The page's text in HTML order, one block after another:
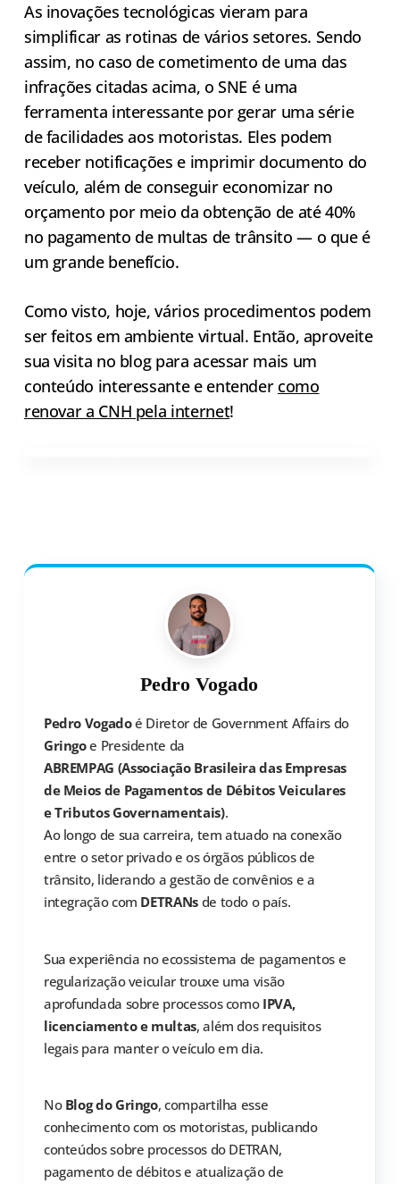
As inovações tecnológicas vieram para
simplificar as rotinas de vários setores. Sendo
assim, no caso de cometimento de uma das
infrações citadas acima, o SNE é uma
ferramenta interessante por gerar uma série
de facilidades aos motoristas. Eles podem
receber notificações e imprimir documento do
veículo, além de conseguir economizar no
orçamento por meio da obtenção de até 40%
no pagamento de multas de trânsito — o que é
um grande benefício.
Como visto, hoje, vários procedimentos podem
ser feitos em ambiente virtual. Então, aproveite
sua visita no blog para acessar mais um
conteúdo interessante e entender como
renovar a CNH pela internet!
Pedro Vogado
Pedro Vogadoé Diretor de Government Affairs do
Gringoe Presidente da
ABREMPAG (Associação Brasileira das Empresas
de Meios de Pagamentos de Débitos Veiculares
e Tributos Governamentais).
Ao longo de sua carreira, tem atuado na conexão
entre o setor privado e os órgãos públicos de
trânsito, liderando a gestão de convênios e a
integração com DETRANsde todo o país.
Sua experiência no ecossistema de pagamentos e
regularização veicular trouxe uma visão
aprofundada sobre processos como IPVA,
licenciamento e multas, além dos requisitos
legais para manter o veículo em dia.
No Blog do Gringo, compartilha esse
conhecimento com os motoristas, publicando
conteúdos sobre processos do DETRAN,
pagamento de débitos e atualização de